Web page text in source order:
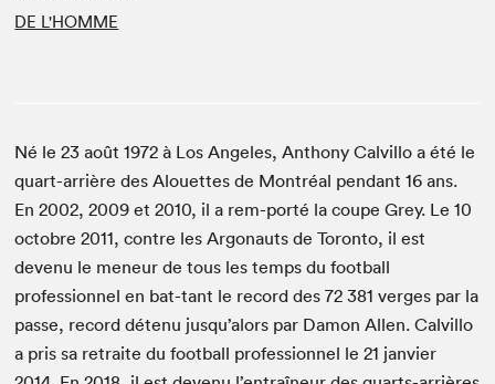
DE L'HOMME
Né le 23 août 1972 à Los Angeles, Anthony Calvillo a été le
quart-arrière des Alouettes de Montréal pendant 16 ans.
En 2002, 2009 et 2010, il a rem-porté la coupe Grey. Le 10
octobre 2011, contre les Argonauts de Toronto, il est
devenu le meneur de tous les temps du football
professionnel en bat-tant le record des 72 381 verges par la
passe, record détenu jusqu’alors par Damon Allen. Calvillo
a pris sa retraite du football professionnel le 21 janvier